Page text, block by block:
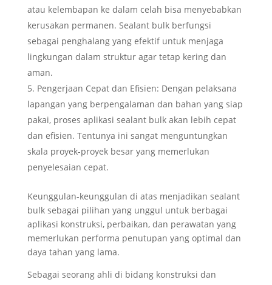
atau kelembapan ke dalam celah bisa menyebabkan
kerusakan permanen. Sealant bulk berfungsi
sebagai penghalang yang efektif untuk menjaga
lingkungan dalam struktur agar tetap kering dan
aman.
Pengerjaan Cepat dan Efisien: Dengan pelaksana
lapangan yang berpengalaman dan bahan yang siap
pakai, proses aplikasi sealant bulk akan lebih cepat
dan efisien. Tentunya ini sangat menguntungkan
skala proyek-proyek besar yang memerlukan
penyelesaian cepat.
Keunggulan-keunggulan di atas menjadikan sealant
bulk sebagai pilihan yang unggul untuk berbagai
aplikasi konstruksi, perbaikan, dan perawatan yang
memerlukan performa penutupan yang optimal dan
daya tahan yang lama.
Sebagai seorang ahli di bidang konstruksi dan